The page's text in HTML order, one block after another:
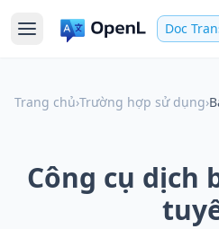
Doc
Trang chủ›Trường hợp sử dụng›
Công cụ dịch